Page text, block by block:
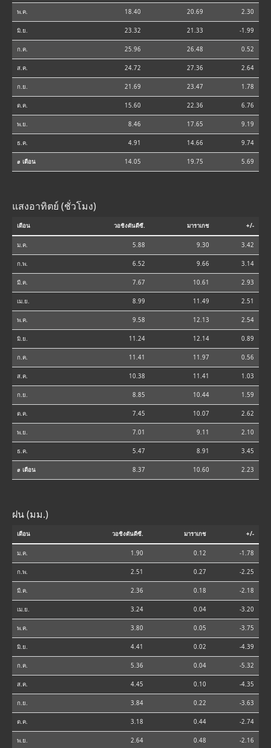
พ.ค. 18.40 20.69 2.30
มิ.ย. 23.32 21.33 -1.99
ก.ค. 25.96 26.48 0.52
ส.ค. 24.72 27.36 2.64
ก.ย. 21.69 23.47 1.78
ต.ค. 15.60 22.36 6.76
พ.ย. 8.46 17.65 9.19
ธ.ค. 4.91 14.66 9.74
⌀ เดือน 14.05 19.75 5.69
แสงอาทิตย์ (ชั่วโมง)
เดือน วอชิงตันดีซี. มาราเกช +/-
ม.ค. 5.88 9.30 3.42
ก.พ. 6.52 9.66 3.14
มี.ค. 7.67 10.61 2.93
เม.ย. 8.99 11.49 2.51
พ.ค. 9.58 12.13 2.54
มิ.ย. 11.24 12.14 0.89
ก.ค. 11.41 11.97 0.56
ส.ค. 10.38 11.41 1.03
ก.ย. 8.85 10.44 1.59
ต.ค. 7.45 10.07 2.62
พ.ย. 7.01 9.11 2.10
ธ.ค. 5.47 8.91 3.45
⌀ เดือน 8.37 10.60 2.23
ฝน (มม.)
เดือน วอชิงตันดีซี. มาราเกช +/-
ม.ค. 1.90 0.12 -1.78
ก.พ. 2.51 0.27 -2.25
มี.ค. 2.36 0.18 -2.18
เม.ย. 3.24 0.04 -3.20
พ.ค. 3.80 0.05 -3.75
มิ.ย. 4.41 0.02 -4.39
ก.ค. 5.36 0.04 -5.32
ส.ค. 4.45 0.10 -4.35
ก.ย. 3.84 0.22 -3.63
ต.ค. 3.18 0.44 -2.74
พ.ย. 2.64 0.48 -2.16